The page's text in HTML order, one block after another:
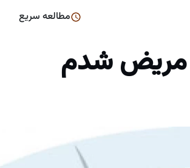
مطالعه سریع
مریض شدم